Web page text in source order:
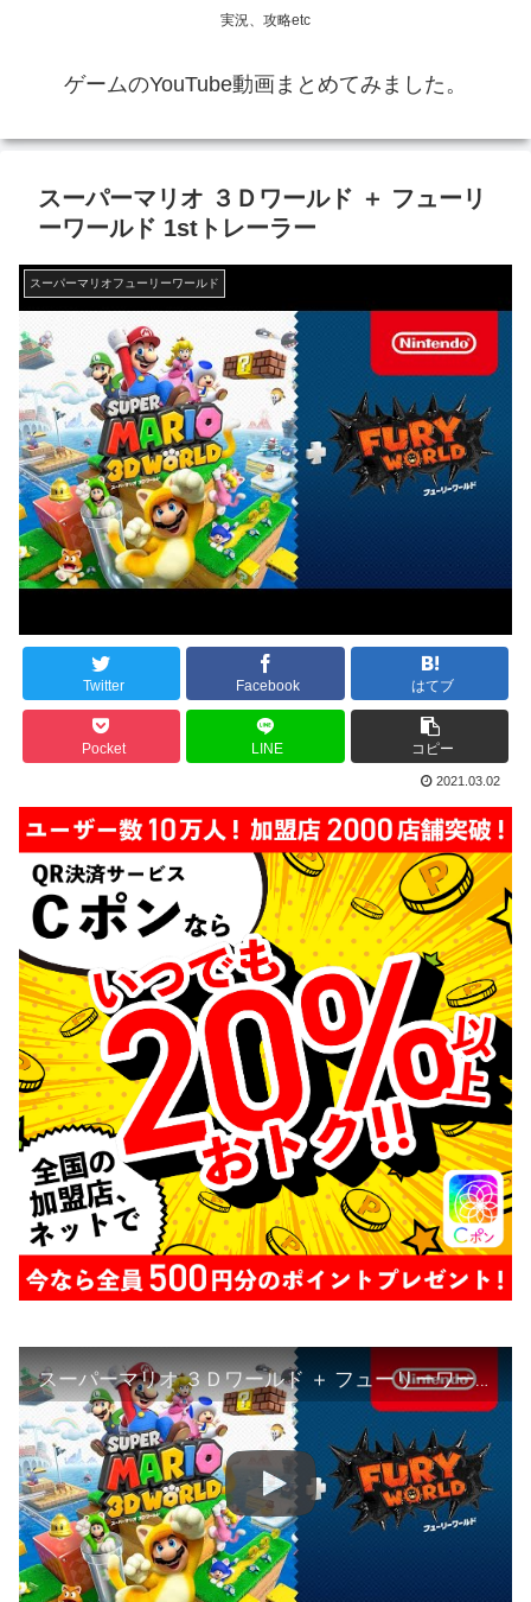
実況、攻略etc
ゲームのYouTube動画まとめてみました。
スーパーマリオ ３Ｄワールド ＋ フューリ
ーワールド 1stトレーラー
スーパーマリオフューリーワールド
Twitter Facebook はてブ
Pocket LINE コピー
2021.03.02
スーパーマリオ ３Ｄワールド ＋ フューリーワールド 1stトレーラー